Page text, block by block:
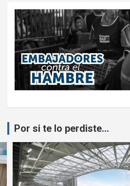
Por si te lo perdiste...